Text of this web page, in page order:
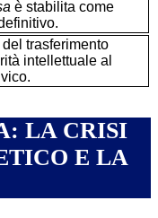
è stabilita come
trasferimento
intellettuale al
LA CRISI
E LA